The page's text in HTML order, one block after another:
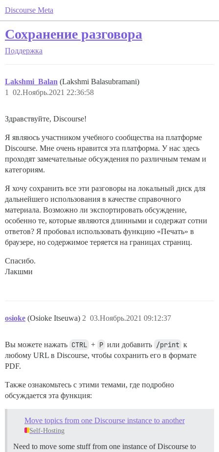
Discourse Meta
Сохранение разговора
Поддержка
Lakshmi_Balan (Lakshmi Balasubramani)
02.Ноябрь.2021 22:36:58
1
Здравствуйте, Discourse!
Я являюсь участником учебного сообщества на платформе
Discourse. Мне очень нравится эта платформа. У нас здесь
проходят замечательные обсуждения по различным темам и
категориям.
Я хочу сохранить все эти разговоры на локальный диск для
дальнейшего использования в качестве справочного
материала. Возможно ли экспортировать обсуждение,
особенно те, которые являются длинными и содержат сотни
ответов? Я пробовал использовать функцию «Печать» в
браузере, но содержимое теряется на границах страниц.
Спасибо.
Лакшми
osioke (Osioke Itseuwa) 03.Ноябрь.2021 09:12:37
2
Вы можете нажать CTRL + P или добавить /print к
любому URL в Discourse, чтобы сохранить его в формате
PDF.
Также ознакомьтесь с этими темами, где подробно
обсуждается эта функция:
Move topics from one Discourse instance to another
Self-Hosting
Need to move some stuff from one instance of Discourse to